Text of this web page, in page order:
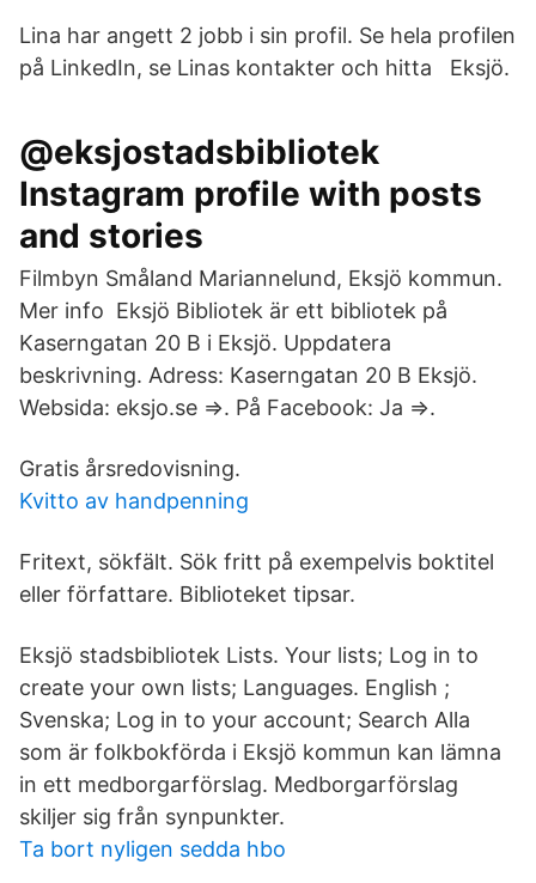
Lina har angett 2 jobb i sin profil. Se hela profilen
på LinkedIn, se Linas kontakter och hitta Eksjö.
@eksjostadsbibliotek
Instagram profile with posts
and stories
Filmbyn Småland Mariannelund, Eksjö kommun.
Mer info Eksjö Bibliotek är ett bibliotek på
Kaserngatan 20 B i Eksjö. Uppdatera
beskrivning. Adress: Kaserngatan 20 B Eksjö.
Websida: eksjo.se ⇒. På Facebook: Ja ⇒.
Gratis årsredovisning.
Kvitto av handpenning
Fritext, sökfält. Sök fritt på exempelvis boktitel
eller författare. Biblioteket tipsar.
Eksjö stadsbibliotek Lists. Your lists; Log in to
create your own lists; Languages. English ;
Svenska; Log in to your account; Search Alla
som är folkbokförda i Eksjö kommun kan lämna
in ett medborgarförslag. Medborgarförslag
skiljer sig från synpunkter.
Ta bort nyligen sedda hbo